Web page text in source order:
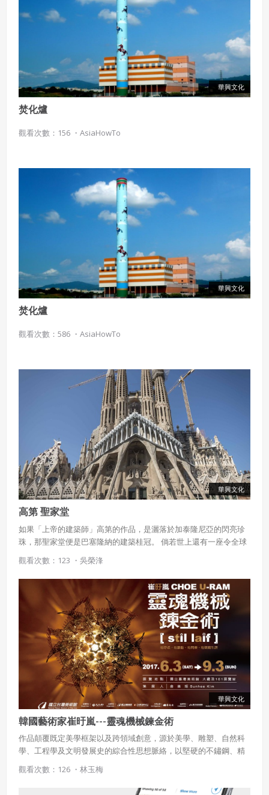
華興文化
焚化爐
觀看次數：156 ・ AsiaHowTo
華興文化
焚化爐
觀看次數：586 ・ AsiaHowTo
華興文化
高第 聖家堂
如果「上帝的建築師」高第的作品，是灑落於加泰隆尼亞的閃亮珍
珠，那聖家堂便是巴塞隆納的建築桂冠。 倘若世上還有一座令全球
觀看次數：123 ・ 吳榮浲
華興文化
韓國藝術家崔旴嵐---靈魂機械鍊金術
作品顛覆既定美學框架以及跨領域創意，源於美學、雕塑、自然科
學、工程學及文明發展史的綜合性思想脈絡，以堅硬的不鏽鋼、精
緻的金屬、電子器件等，創作出謎樣奇想的機械動態藝術，以一種
生命呼吸的擬態，賦予冰冷機械柔軟的人性溫度，能隨著明滅的發
光而看見呼吸的痕跡，被喻為「靈魂機械」(Anima Machine)，開啟
觀看次數：126 ・ 林玉梅
使用 Facebook 帳號登入
使用 Google 帳號登入
使用 Facebook 帳號註冊
使用 Google 帳號註冊
緣會員有意願吉寶知識系統（本系統），經註冊本
系統表示您同意會員合約：
一、定義條款
授權內容：係指吉寶系統有限公司（吉寶系統公司）所有或
經授權使用而置放於吉寶知識系統網站或系統內之著作物。
衍生著作：係指就授權內容改作之創作。
二、會員規範